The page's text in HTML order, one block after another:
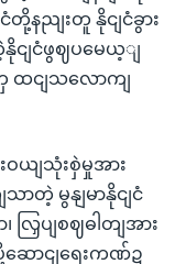
တို့နညျးတူ နိုငျငံခွား
ငျငံဖွဈပမေယ့ျ
တှေ ထငျသလောကျ
ဝယျသုံးစှဲမှုအား
ာတဲ့ မွနျမာနိုငျငံ
လြှပျစဈဓါတျအား
ောငျရေးကဏ်ဍ